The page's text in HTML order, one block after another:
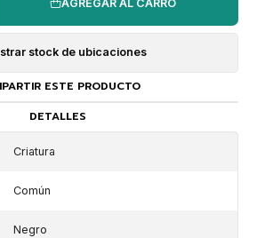
AGREGAR AL CARRO
stock de ubicaciones
ESTE PRODUCTO
DETALLES
Criatura
Común
Negro